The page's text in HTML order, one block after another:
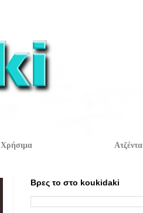
Χρήσιμα Ατζέντα
Βρες το στο koukidaki